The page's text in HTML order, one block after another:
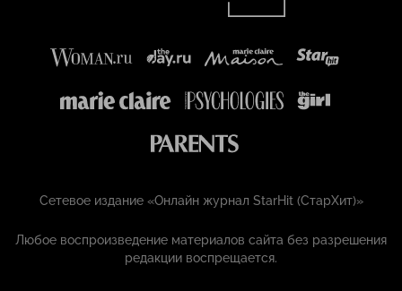
Сетевое издание «Онлайн журнал StarHit (СтарХит)»
Любое воспроизведение материалов сайта без разрешения
редакции воспрещается.